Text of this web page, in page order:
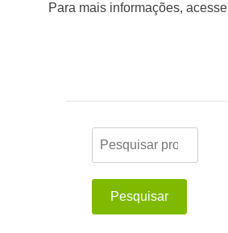
Para mais informações, acesse
Pesquisar